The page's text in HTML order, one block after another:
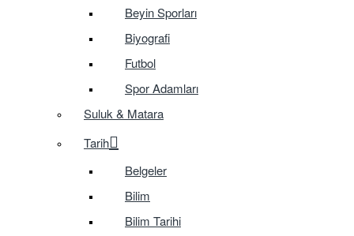
Beyin Sporları
Biyografi
Futbol
Spor Adamları
Suluk & Matara
Tarih
Belgeler
Bilim
Bilim Tarihi